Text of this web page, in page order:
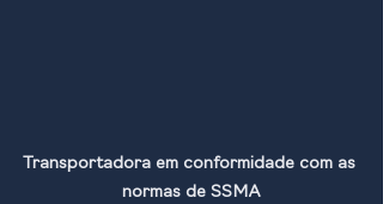
Transportadora em conformidade com as
normas de SSMA